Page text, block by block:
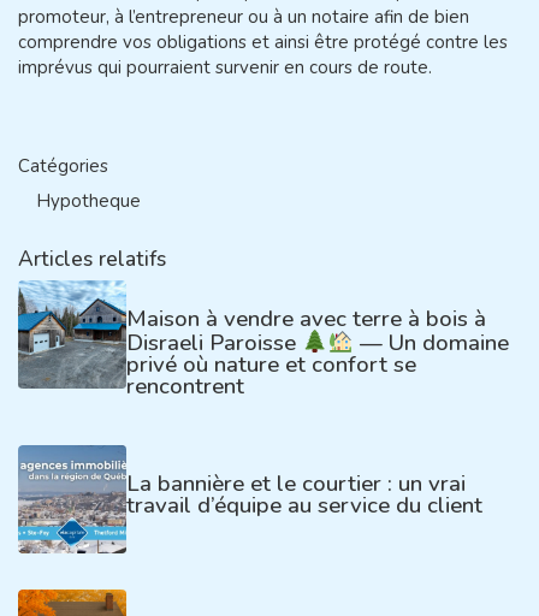
promoteur, à l’entrepreneur ou à un notaire afin de bien
comprendre vos obligations et ainsi être protégé contre les
imprévus qui pourraient survenir en cours de route.
Catégories
Hypotheque
Articles relatifs
Maison à vendre avec terre à bois à
Disraeli Paroisse — Un domaine
privé où nature et confort se
rencontrent
La bannière et le courtier : un vrai
travail d’équipe au service du client